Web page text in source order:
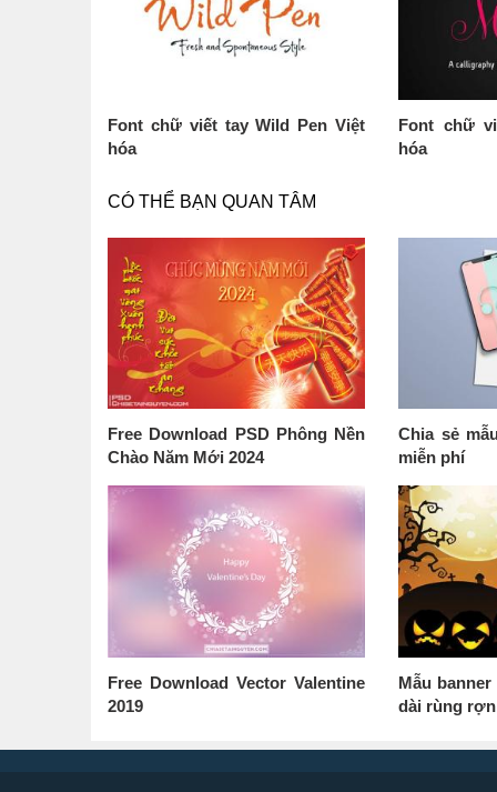
Font chữ viết tay Wild Pen Việt
hóa
Font chữ
hóa
CÓ THỂ BẠN QUAN TÂM
Free Download PSD Phông Nền
Chào Năm Mới 2024
Chia sẻ
miễn phí
Free Download Vector Valentine
2019
Mẫu
dài rùng rợn